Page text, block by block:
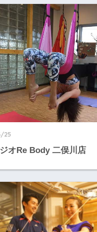
25
オRe Body 二俣川店